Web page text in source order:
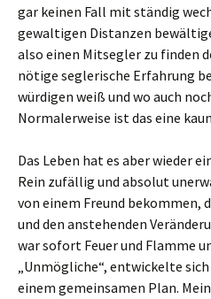
gar keinen Fall mit ständig
gewaltigen Distanzen
also einen Mitsegler zu finden
nötige seglerische Erfahrung
würdigen weiß und wo auch
Normalerweise ist das eine
Das Leben hat es aber wieder
Rein zufällig und absolut
von einem Freund bekommen,
und den anstehenden
war sofort Feuer und Flamme
„Unmögliche“, entwickelte
einem gemeinsamen Plan.